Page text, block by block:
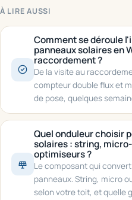
À LIRE AUSSI
Comment se déroule
panneaux solaires en
raccordement ?
De la visite au
compteur double flux et
de pose, quelques
Quel onduleur choisir
solaires : string,
optimiseurs ?
Le composant qui
panneaux. String, micro
selon votre toit, et quelle